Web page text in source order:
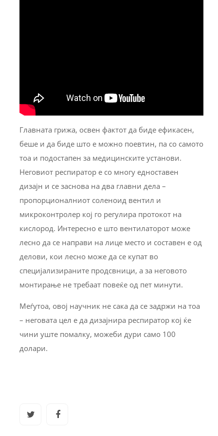
Главната грижа, освен фактот да биде ефикасен,
беше и да биде што е можно поевтин, па со самото
тоа и подостапен за медицинските установи.
Неговиот респиратор е со многу едноставен
дизајн и се заснова на два главни дела –
пропорционалниот соленоид вентил и
микроконтролер кој го регулира протокот на
кислород. Интересно е што вентилаторот може
лесно да се направи на лице место и составен е од
делови, кои лесно може да се купат во
специјализираните продсвници, а за неговото
монтирање не требаат повеќе од пет минути.
Меѓутоа, овој научник не сака да се задржи на тоа
– неговата цел е да дизајнира респиратор кој ќе
чини уште помалку, можеби дури само 100
долари.